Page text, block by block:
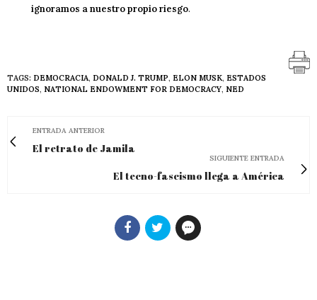
ignoramos a nuestro propio riesgo.
TAGS: DEMOCRACIA, DONALD J. TRUMP, ELON MUSK, ESTADOS
UNIDOS, NATIONAL ENDOWMENT FOR DEMOCRACY, NED
ENTRADA ANTERIOR
El retrato de Jamila
SIGUIENTE ENTRADA
El tecno-fascismo llega a América